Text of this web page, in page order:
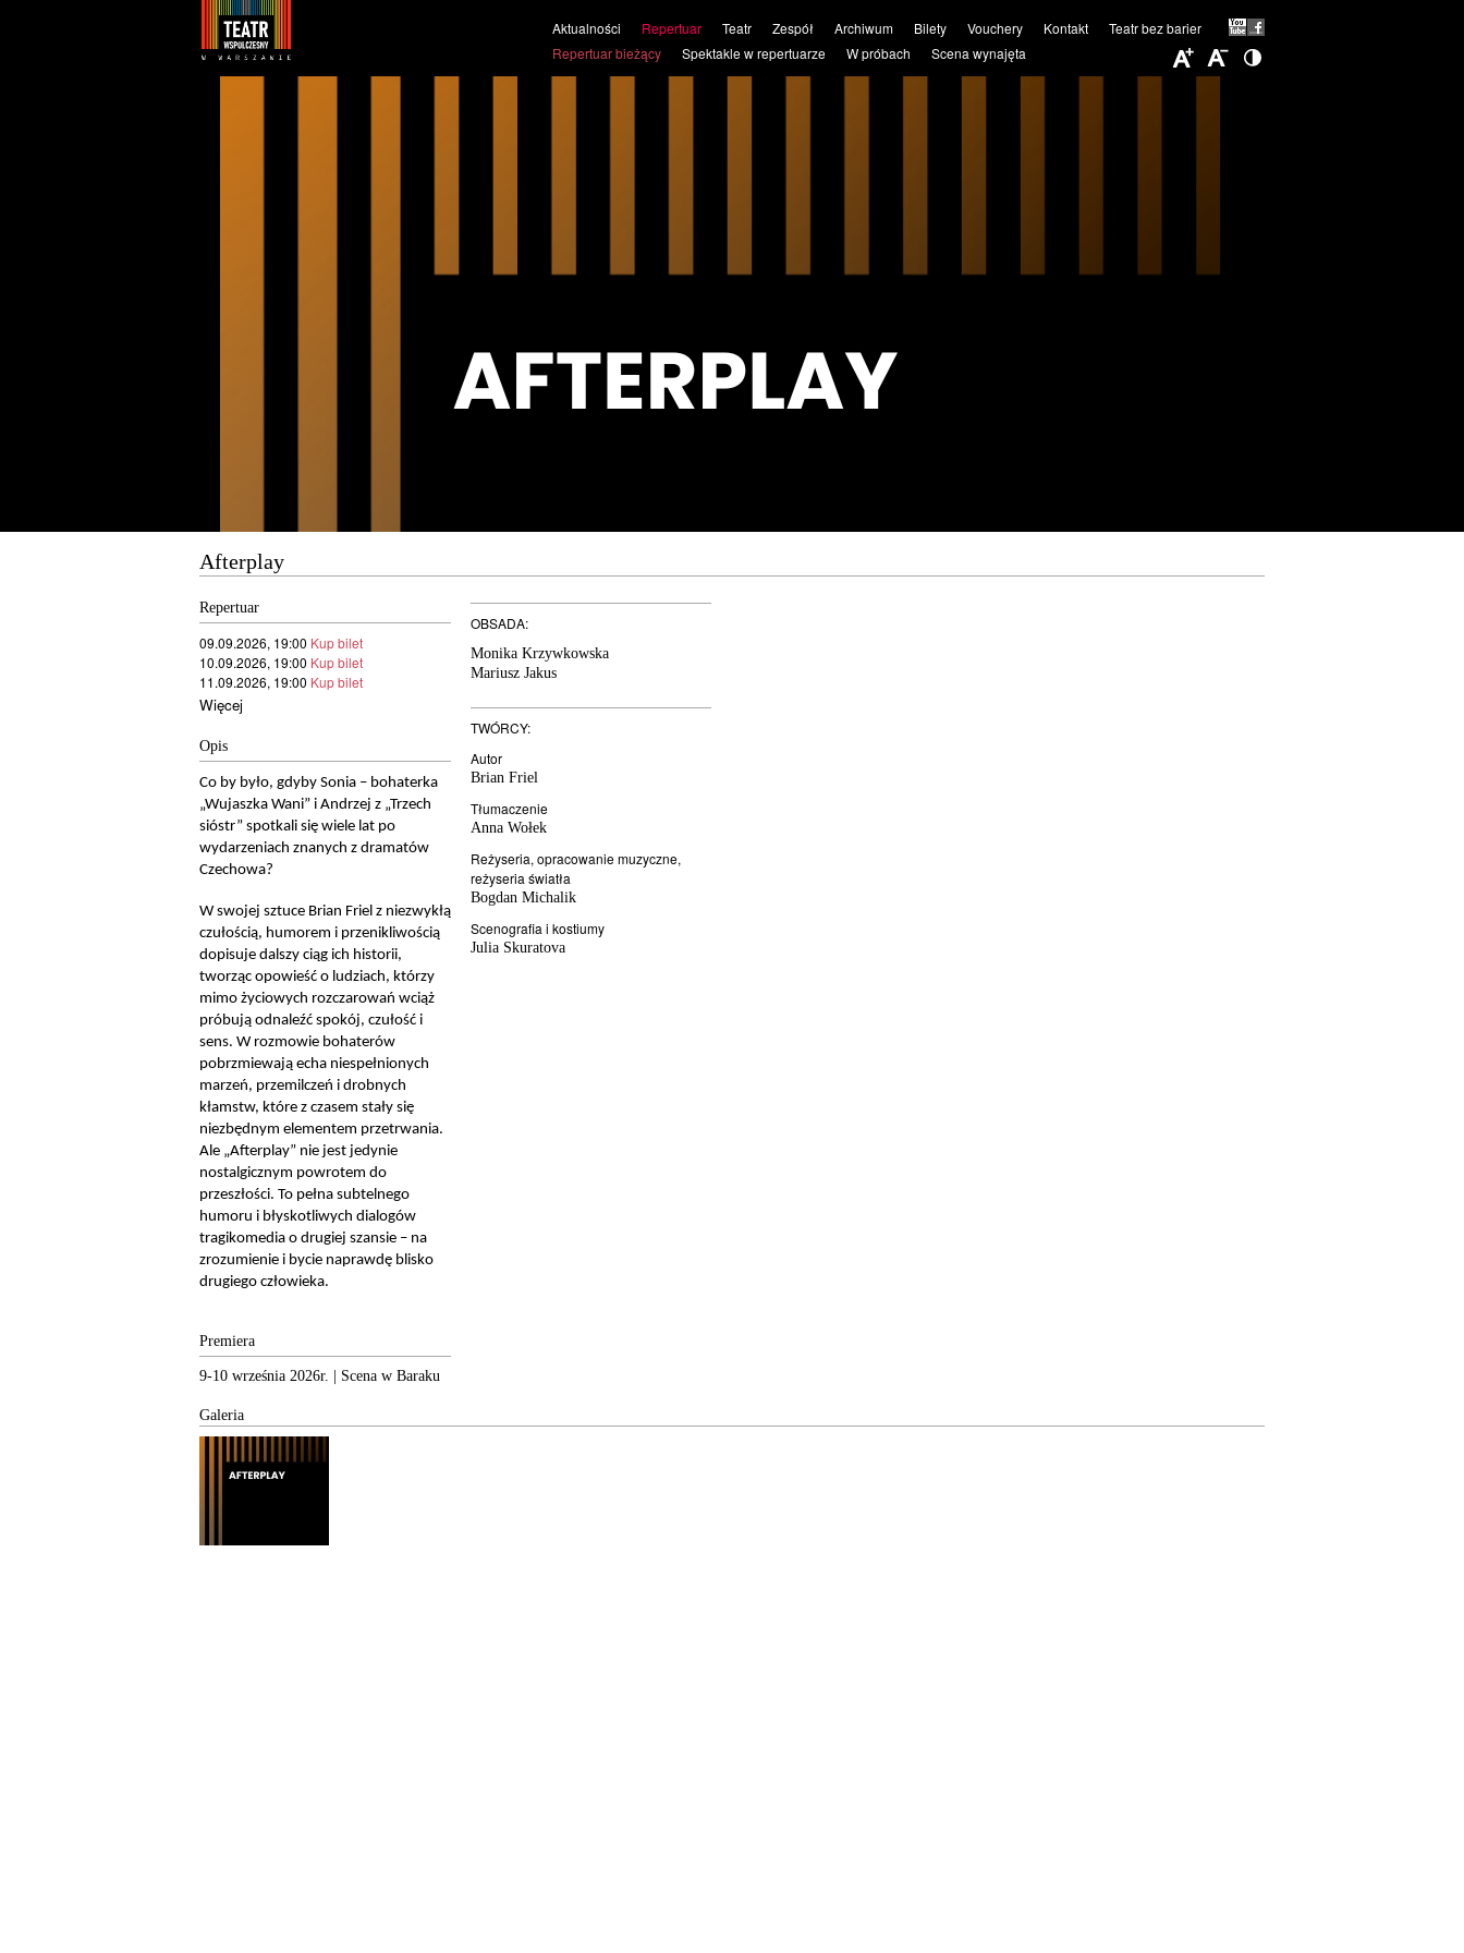
Aktualności
Repertuar
Repertuar bieżący
Spektakle w repertuarze W próbach Scena wynajęta
Teatr Zespół Archiwum Bilety Vouchery Kontakt Teatr bez barier
Afterplay
Repertuar
09.09.2026, 19:00 Kup bilet
10.09.2026, 19:00 Kup bilet
11.09.2026, 19:00 Kup bilet
Więcej
Opis
Co by było, gdyby Sonia – bohaterka
„Wujaszka Wani” i Andrzej z „Trzech
sióstr” spotkali się wiele lat po
wydarzeniach znanych z dramatów
Czechowa?
W swojej sztuce Brian Friel z niezwykłą
czułością, humorem i przenikliwością
dopisuje dalszy ciąg ich historii,
tworząc opowieść o ludziach, którzy
mimo życiowych rozczarowań wciąż
próbują odnaleźć spokój, czułość i
sens. W rozmowie bohaterów
pobrzmiewają echa niespełnionych
marzeń, przemilczeń i drobnych
kłamstw, które z czasem stały się
niezbędnym elementem przetrwania.
Ale „Afterplay” nie jest jedynie
nostalgicznym powrotem do
przeszłości. To pełna subtelnego
humoru i błyskotliwych dialogów
tragikomedia o drugiej szansie – na
zrozumienie i bycie naprawdę blisko
drugiego człowieka.
Premiera
9-10 września 2026r. | Scena w Baraku
OBSADA:
Monika Krzywkowska
Mariusz Jakus
TWÓRCY:
Autor
Brian Friel
Tłumaczenie
Anna Wołek
Reżyseria, opracowanie muzyczne,
reżyseria światła
Bogdan Michalik
Scenografia i kostiumy
Julia Skuratova
Galeria